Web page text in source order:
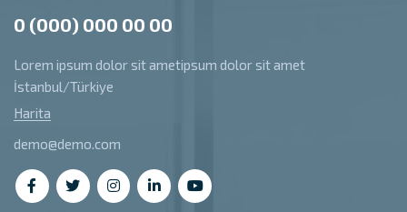
0 (000) 000 00 00
Lorem ipsum dolor sit ametipsum dolor sit amet
İstanbul/Türkiye
Harita
demo@demo.com